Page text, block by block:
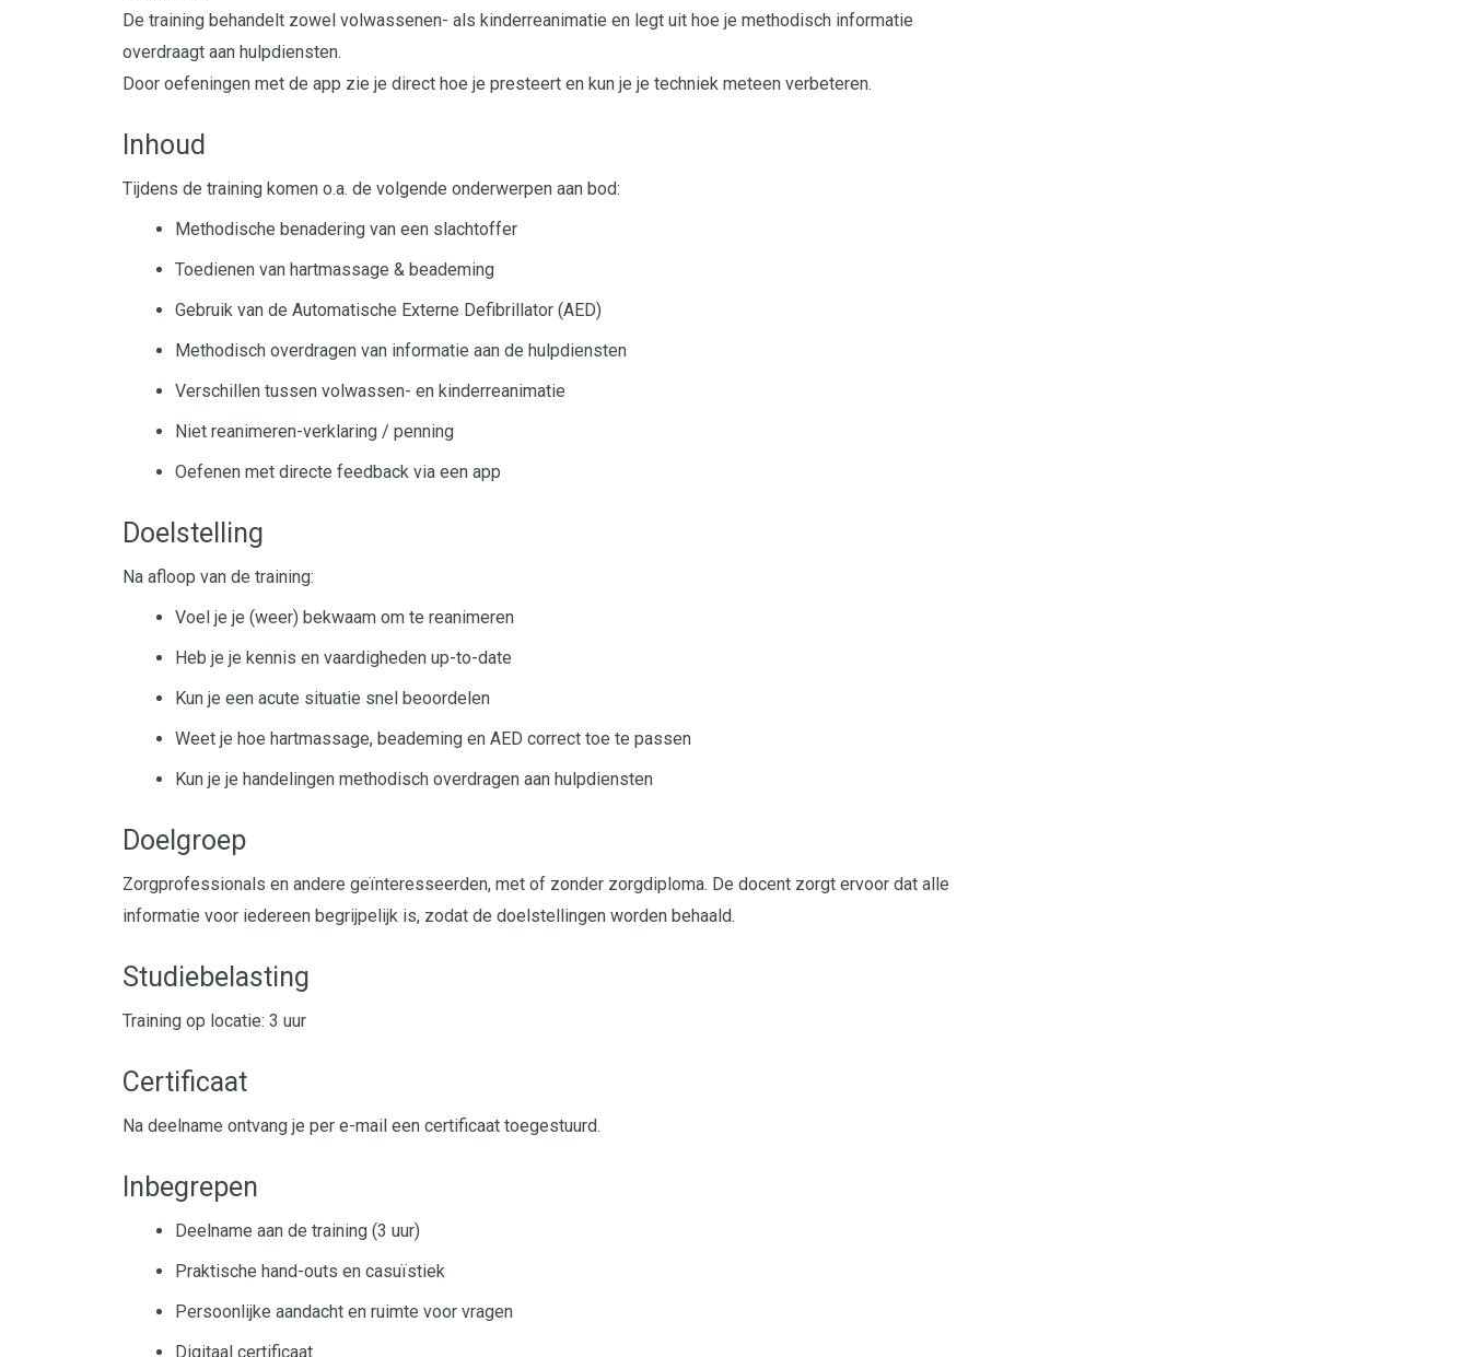
De training behandelt zowel volwassenen- als kinderreanimatie en legt uit hoe je methodisch informatie
overdraagt aan hulpdiensten.
Door oefeningen met de app zie je direct hoe je presteert en kun je je techniek meteen verbeteren.
Inhoud
Tijdens de training komen o.a. de volgende onderwerpen aan bod:
Methodische benadering van een slachtoffer
Toedienen van hartmassage & beademing
Gebruik van de Automatische Externe Defibrillator (AED)
Methodisch overdragen van informatie aan de hulpdiensten
Verschillen tussen volwassen- en kinderreanimatie
Niet reanimeren-verklaring / penning
Oefenen met directe feedback via een app
Doelstelling
Na afloop van de training:
Voel je je (weer) bekwaam om te reanimeren
Heb je je kennis en vaardigheden up-to-date
Kun je een acute situatie snel beoordelen
Weet je hoe hartmassage, beademing en AED correct toe te passen
Kun je je handelingen methodisch overdragen aan hulpdiensten
Doelgroep
Zorgprofessionals en andere geïnteresseerden, met of zonder zorgdiploma. De docent zorgt ervoor dat alle
informatie voor iedereen begrijpelijk is, zodat de doelstellingen worden behaald.
Studiebelasting
Training op locatie: 3 uur
Certificaat
Na deelname ontvang je per e-mail een certificaat toegestuurd.
Inbegrepen
Deelname aan de training (3 uur)
Praktische hand-outs en casuïstiek
Persoonlijke aandacht en ruimte voor vragen
Digitaal certificaat